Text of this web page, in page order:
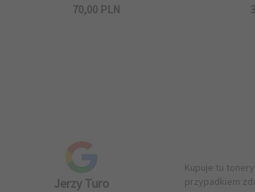
70,00 PLN
Jerzy Turo
Kupuje tu
przypadkiem